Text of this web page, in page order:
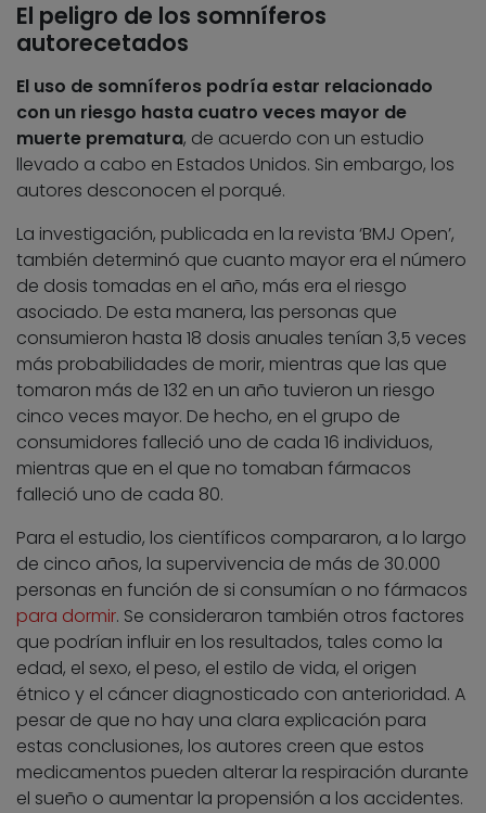
El peligro de los somníferos
autorecetados
El uso de somníferos podría estar relacionado
con un riesgo hasta cuatro veces mayor de
muerte prematura, de acuerdo con un estudio
llevado a cabo en Estados Unidos. Sin embargo, los
autores desconocen el porqué.
La investigación, publicada en la revista ‘BMJ Open’,
también determinó que cuanto mayor era el número
de dosis tomadas en el año, más era el riesgo
asociado. De esta manera, las personas que
consumieron hasta 18 dosis anuales tenían 3,5 veces
más probabilidades de morir, mientras que las que
tomaron más de 132 en un año tuvieron un riesgo
cinco veces mayor. De hecho, en el grupo de
consumidores falleció uno de cada 16 individuos,
mientras que en el que no tomaban fármacos
falleció uno de cada 80.
Para el estudio, los científicos compararon, a lo largo
de cinco años, la supervivencia de más de 30.000
personas en función de si consumían o no fármacos
para dormir. Se consideraron también otros factores
que podrían influir en los resultados, tales como la
edad, el sexo, el peso, el estilo de vida, el origen
étnico y el cáncer diagnosticado con anterioridad. A
pesar de que no hay una clara explicación para
estas conclusiones, los autores creen que estos
medicamentos pueden alterar la respiración durante
el sueño o aumentar la propensión a los accidentes.